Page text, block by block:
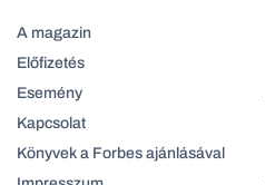
A magazin
Előfizetés
Esemény
Kapcsolat
Könyvek a Forbes ajánlásával